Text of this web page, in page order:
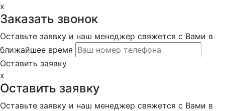
x
Заказать звонок
Оставьте заявку и наш менеджер свяжется с Вами в
ближайшее время
Оставить заявку
x
Оставить заявку
Оставьте заявку и наш менеджер свяжется с Вами в